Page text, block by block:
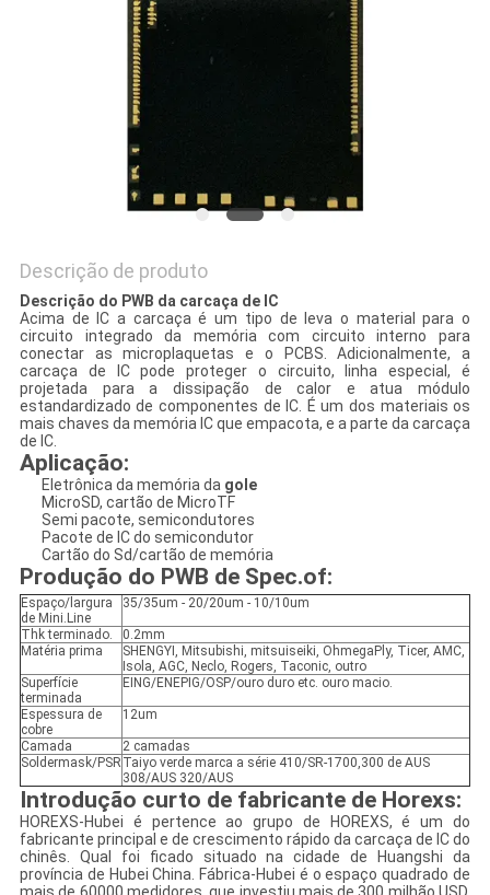
Descrição de produto
Descrição do PWB da carcaça de IC
Acima de IC a carcaça é um tipo de leva o material para o
circuito integrado da memória com circuito interno para
conectar as microplaquetas e o PCBS. Adicionalmente, a
carcaça de IC pode proteger o circuito, linha especial, é
projetada para a dissipação de calor e atua módulo
estandardizado de componentes de IC. É um dos materiais os
mais chaves da memória IC que empacota, e a parte da carcaça
de IC.
Aplicação:
Eletrônica da memória da gole
MicroSD, cartão de MicroTF
Semi pacote, semicondutores
Pacote de IC do semicondutor
Cartão do Sd/cartão de memória
Produção do PWB de Spec.of:
Espaço/largura
de Mini.Line
35/35um - 20/20um - 10/10um
Thk terminado.
0.2mm
Matéria prima
SHENGYI, Mitsubishi, mitsuiseiki, OhmegaPly, Ticer, AMC,
Isola, AGC, Neclo, Rogers, Taconic, outro
Superfície
terminada
EING/ENEPIG/OSP/ouro duro etc. ouro macio.
Espessura de
cobre
12um
Camada
2 camadas
Soldermask/PSR Taiyo verde marca a série 410/SR-1700,300 de AUS
308/AUS 320/AUS
Introdução curto de fabricante de Horexs:
HOREXS-Hubei é pertence ao grupo de HOREXS, é um do
fabricante principal e de crescimento rápido da carcaça de IC do
chinês. Qual foi ficado situado na cidade de Huangshi da
província de Hubei China. Fábrica-Hubei é o espaço quadrado de